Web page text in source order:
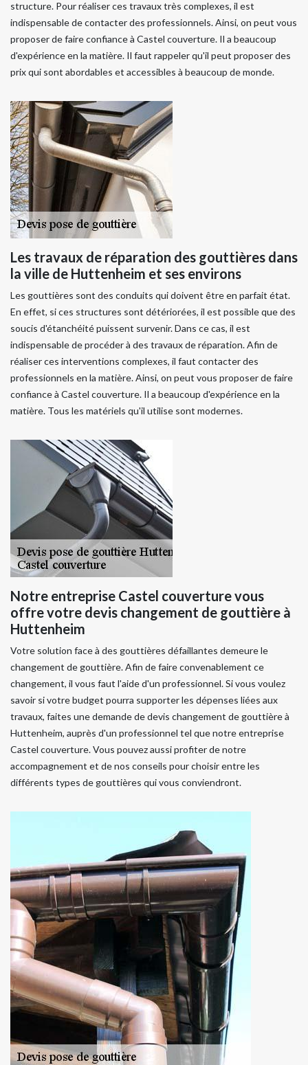
structure. Pour réaliser ces travaux très complexes, il est
indispensable de contacter des professionnels. Ainsi, on peut vous
proposer de faire confiance à Castel couverture. Il a beaucoup
d'expérience en la matière. Il faut rappeler qu'il peut proposer des
prix qui sont abordables et accessibles à beaucoup de monde.
Les travaux de réparation des gouttières dans
la ville de Huttenheim et ses environs
Les gouttières sont des conduits qui doivent être en parfait état.
En effet, si ces structures sont détériorées, il est possible que des
soucis d'étanchéité puissent survenir. Dans ce cas, il est
indispensable de procéder à des travaux de réparation. Afin de
réaliser ces interventions complexes, il faut contacter des
professionnels en la matière. Ainsi, on peut vous proposer de faire
confiance à Castel couverture. Il a beaucoup d'expérience en la
matière. Tous les matériels qu'il utilise sont modernes.
Notre entreprise Castel couverture vous
offre votre devis changement de gouttière à
Huttenheim
Votre solution face à des gouttières défaillantes demeure le
changement de gouttière. Afin de faire convenablement ce
changement, il vous faut l'aide d'un professionnel. Si vous voulez
savoir si votre budget pourra supporter les dépenses liées aux
travaux, faites une demande de devis changement de gouttière à
Huttenheim, auprès d'un professionnel tel que notre entreprise
Castel couverture. Vous pouvez aussi profiter de notre
accompagnement et de nos conseils pour choisir entre les
différents types de gouttières qui vous conviendront.